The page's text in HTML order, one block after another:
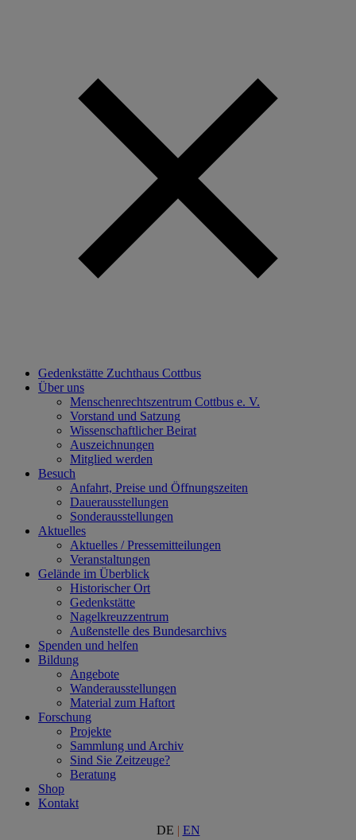
Gedenkstätte Zuchthaus Cottbus
Über uns
Menschenrechtszentrum Cottbus e. V.
Vorstand und Satzung
Wissenschaftlicher Beirat
Auszeichnungen
Mitglied werden
Besuch
Anfahrt, Preise und Öffnungszeiten
Dauerausstellungen
Sonderausstellungen
Aktuelles
Aktuelles / Pressemitteilungen
Veranstaltungen
Gelände im Überblick
Historischer Ort
Gedenkstätte
Nagelkreuzzentrum
Außenstelle des Bundesarchivs
Spenden und helfen
Bildung
Angebote
Wanderausstellungen
Material zum Haftort
Forschung
Projekte
Sammlung und Archiv
Sind Sie Zeitzeuge?
Beratung
Shop
Kontakt
DE | EN